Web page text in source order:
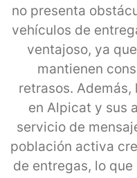
no presenta
vehículos de
ventajoso, ya
mantienen
retrasos.
en Alpicat y sus
servicio de
población activa
de entregas, lo